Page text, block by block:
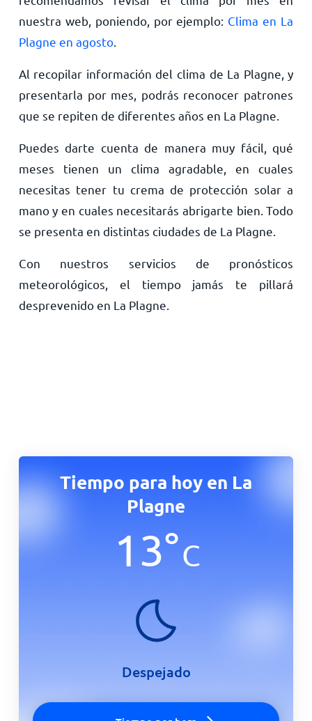
nuestra web, poniendo, por ejemplo: Clima en La
Plagne en agosto.
Al recopilar información del clima de La Plagne, y
presentarla por mes, podrás reconocer patrones
que se repiten de diferentes años en La Plagne.
Puedes darte cuenta de manera muy fácil, qué
meses tienen un clima agradable, en cuales
necesitas tener tu crema de protección solar a
mano y en cuales necesitarás abrigarte bien. Todo
se presenta en distintas ciudades de La Plagne.
Con nuestros servicios de pronósticos
meteorológicos, el tiempo jamás te pillará
desprevenido en La Plagne.
Tiempo para hoy en La
Plagne
13°C
Despejado